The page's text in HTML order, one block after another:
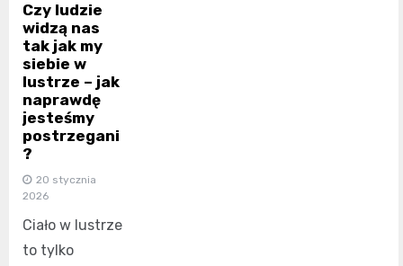
Czy ludzie
widzą nas
tak jak my
siebie w
lustrze – jak
naprawdę
jesteśmy
postrzegani
?
20 stycznia
2026
Ciało w lustrze
to tylko